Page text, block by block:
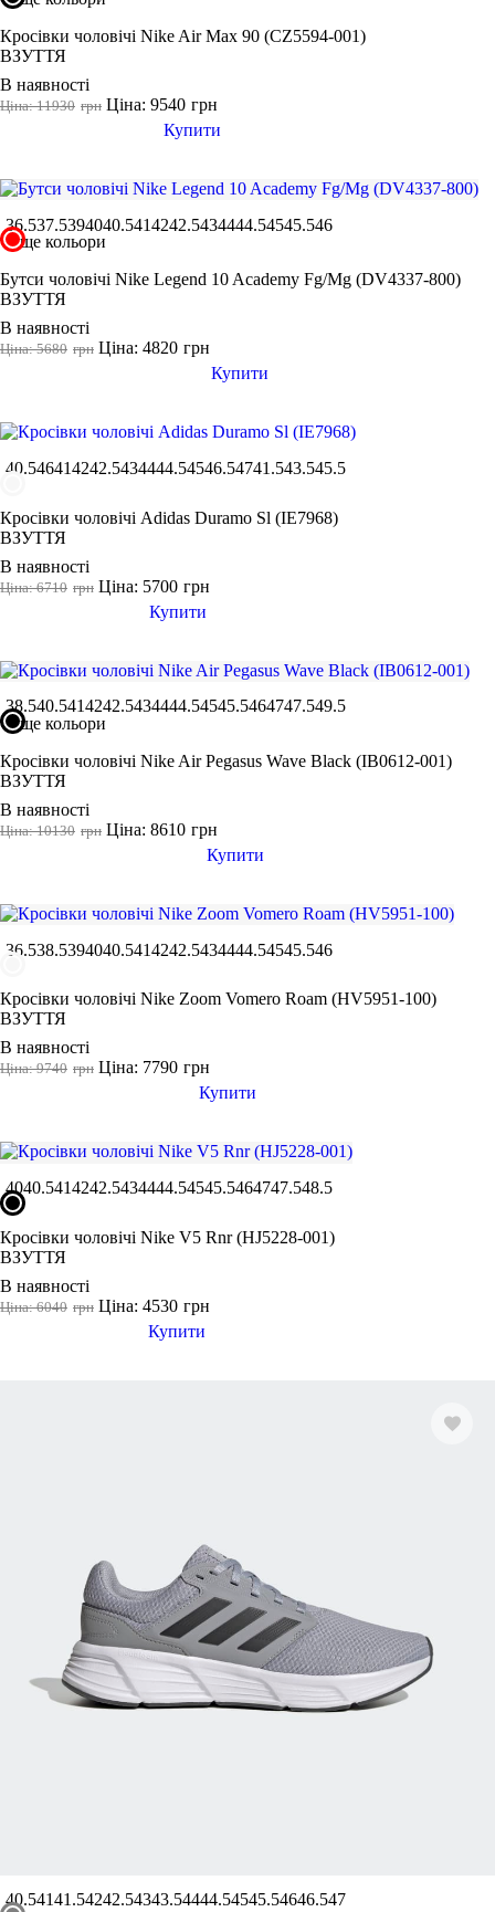
Кросівки чоловічі Nike Air Max 90 (CZ5594-001)
ВЗУТТЯ
В наявності
грн
Ціна: 11930 грн
Ціна: 9540
Купити
36.537.5394040.5414242.5434444.54545.546
ще кольори
Бутси чоловічі Nike Legend 10 Academy Fg/Mg (DV4337-800)
ВЗУТТЯ
В наявності
грн
Ціна: 5680 грн
Ціна: 4820
Купити
40.546414242.5434444.54546.54741.543.545.5
Кросівки чоловічі Adidas Duramo Sl (IE7968)
ВЗУТТЯ
В наявності
грн
Ціна: 6710 грн
Ціна: 5700
Купити
38.540.5414242.5434444.54545.5464747.549.5
ще кольори
Кросівки чоловічі Nike Air Pegasus Wave Black (IB0612-001)
ВЗУТТЯ
В наявності
грн
Ціна: 10130 грн
Ціна: 8610
Купити
36.538.5394040.5414242.5434444.54545.546
Кросівки чоловічі Nike Zoom Vomero Roam (HV5951-100)
ВЗУТТЯ
В наявності
грн
Ціна: 9740 грн
Ціна: 7790
Купити
4040.5414242.5434444.54545.5464747.548.5
Кросівки чоловічі Nike V5 Rnr (HJ5228-001)
ВЗУТТЯ
В наявності
грн
Ціна: 6040 грн
Ціна: 4530
Купити
40.54141.54242.54343.54444.54545.54646.547